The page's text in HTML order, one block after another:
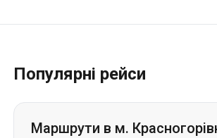
Популярні рейси
Маршрути в м.